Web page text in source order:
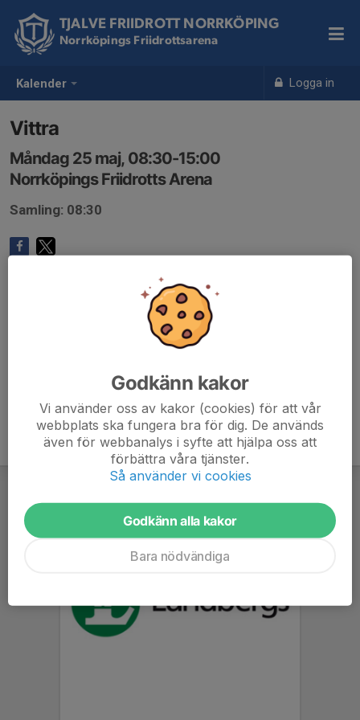
Kalender Logga in
TJALVE FRIIDROTT NORRKÖPING
Norrköpings Friidrottsarena
Vittra
Måndag 25 maj, 08:30-15:00
Norrköpings Friidrotts Arena
Samling: 08:30
Godkänn kakor
Vi använder oss av kakor (cookies) för att vår
webbplats ska fungera bra för dig. De används
även för webbanalys i syfte att hjälpa oss att
förbättra våra tjänster.
Så använder vi cookies
Godkänn alla kakor
Bara nödvändiga